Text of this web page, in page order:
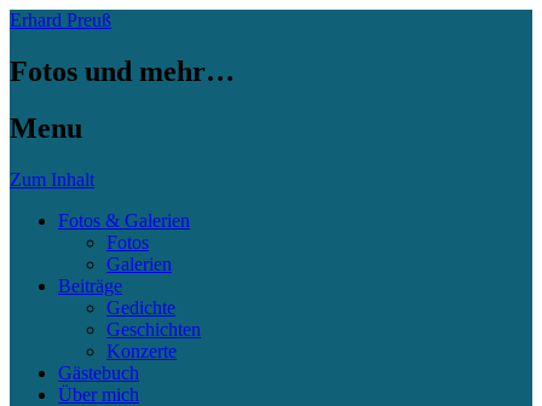
Erhard Preuß
Fotos und mehr…
Menu
Zum Inhalt
Fotos & Galerien
Fotos
Galerien
Beiträge
Gedichte
Geschichten
Konzerte
Gästebuch
Über mich